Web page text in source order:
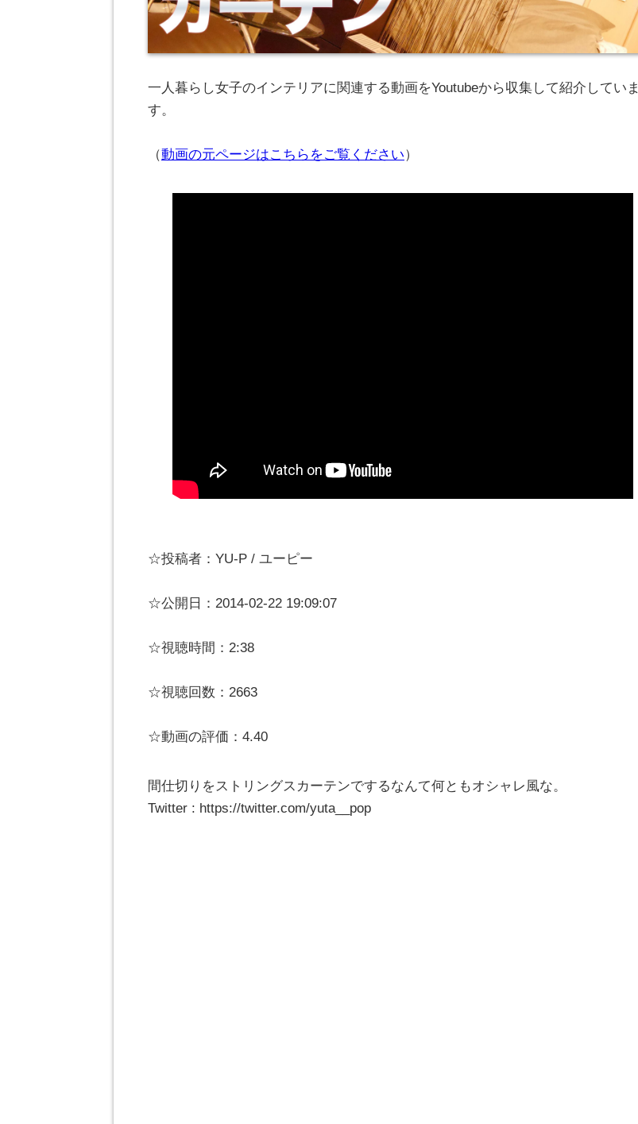
一人暮らし女子のインテリアに関連する動画をYoutubeから収集して紹介していま
す。
（動画の元ページはこちらをご覧ください）
☆投稿者：YU-P / ユーピー
☆公開日：2014-02-22 19:09:07
☆視聴時間：2:38
☆視聴回数：2663
☆動画の評価：4.40
間仕切りをストリングスカーテンでするなんて何ともオシャレ風な。
Twitter : https://twitter.com/yuta__pop